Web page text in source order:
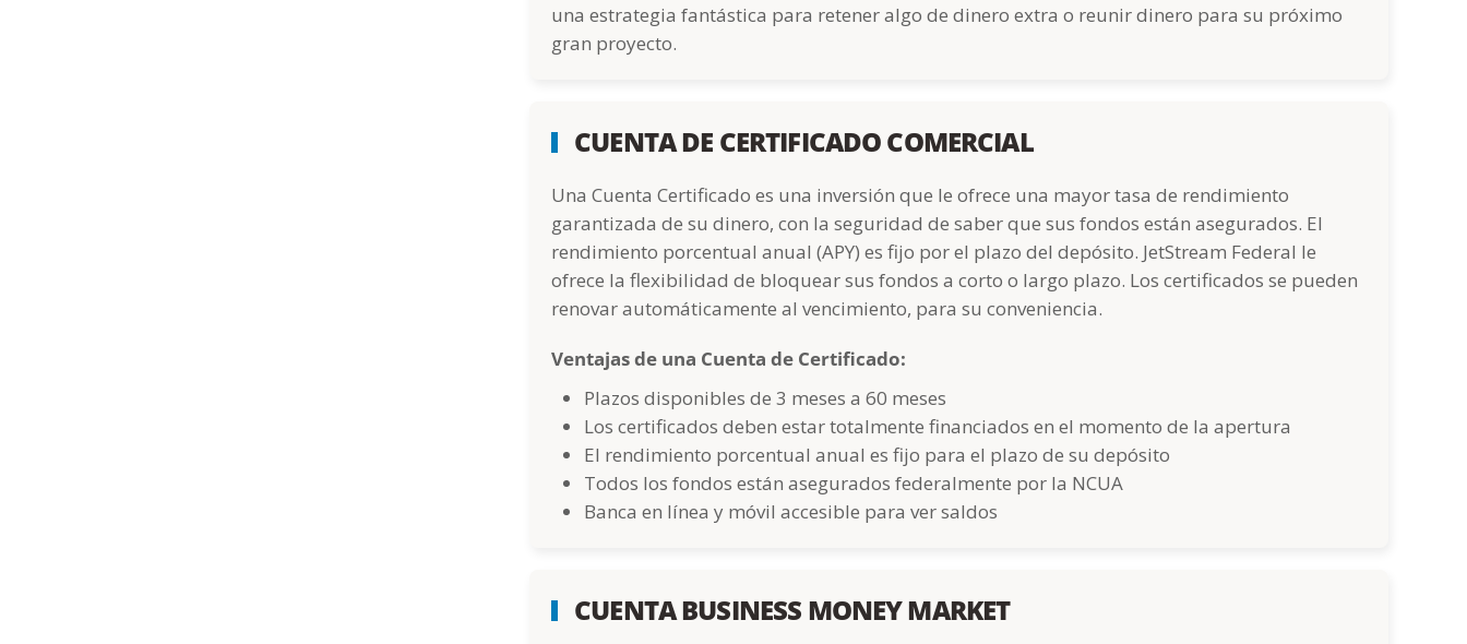
una estrategia fantástica para retener algo de dinero extra o reunir dinero para su próximo
gran proyecto.
CUENTA DE CERTIFICADO COMERCIAL
Una Cuenta Certificado es una inversión que le ofrece una mayor tasa de rendimiento
garantizada de su dinero, con la seguridad de saber que sus fondos están asegurados. El
rendimiento porcentual anual (APY) es fijo por el plazo del depósito. JetStream Federal le
ofrece la flexibilidad de bloquear sus fondos a corto o largo plazo. Los certificados se pueden
renovar automáticamente al vencimiento, para su conveniencia.
Ventajas de una Cuenta de Certificado:
Plazos disponibles de 3 meses a 60 meses
Los certificados deben estar totalmente financiados en el momento de la apertura
El rendimiento porcentual anual es fijo para el plazo de su depósito
Todos los fondos están asegurados federalmente por la NCUA
Banca en línea y móvil accesible para ver saldos
CUENTA BUSINESS MONEY MARKET